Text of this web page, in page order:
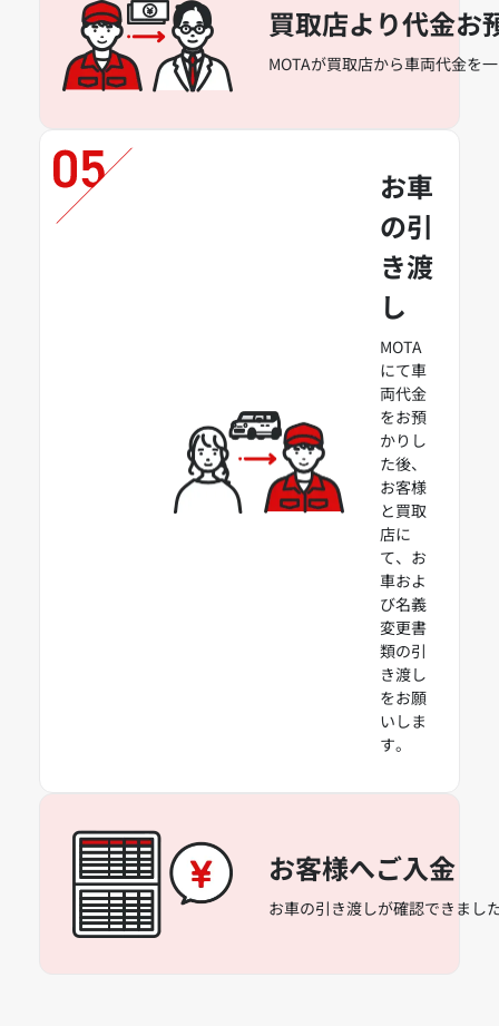
買取店より代金お
MOTAが買取店から車両代金を
お車
の引
き渡
し
MOTA
にて車
両代金
をお預
かりし
た後、
お客様
と買取
店に
て、お
車およ
び名義
変更書
類の引
き渡し
をお願
いしま
す。
お客様へご入金
お車の引き渡しが確認できまし